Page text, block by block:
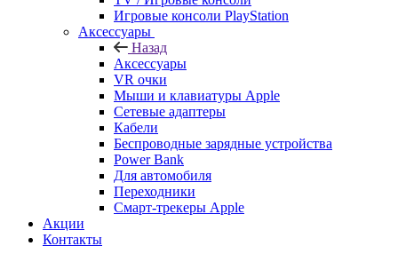
Игровые консоли PlayStation
Аксессуары
Назад
Аксессуары
VR очки
Мыши и клавиатуры Apple
Сетевые адаптеры
Кабели
Беспроводные зарядные устройства
Power Bank
Для автомобиля
Переходники
Смарт-трекеры Apple
Акции
Контакты